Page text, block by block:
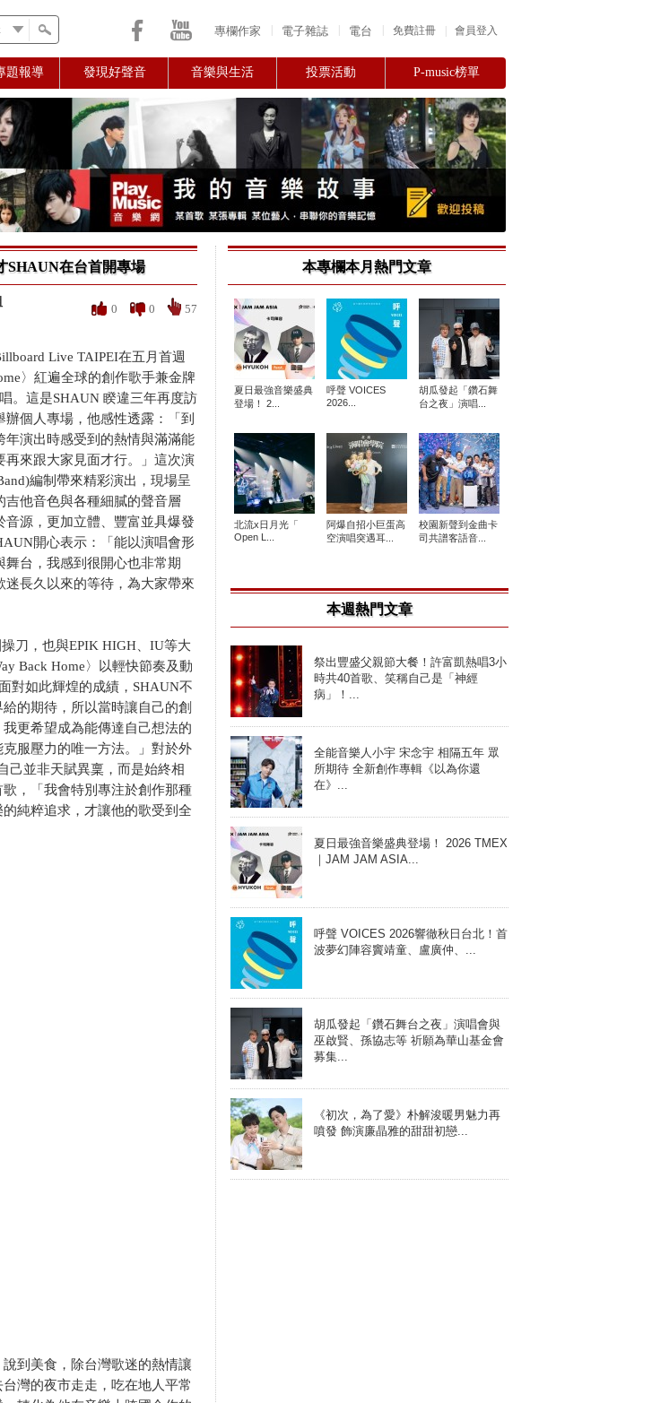
會員登入
免費註冊
專欄作家 電子雜誌 電台
題報導 發現好聲音 音樂與生活 投票活動 P-music榜單
SHAUN在台首開專場
0 0 57
Live TAIPEI在五月首週
〉紅遍全球的創作歌手兼金牌
。這是SHAUN 睽違三年再度訪
辦個人專場，他感性透露：「到
年演出時感受到的熱情與滿滿能
再來跟大家見面才行。」這次演
編制帶來精彩演出，現場呈
吉他音色與各種細膩的聲音層
音源，更加立體、豐富並具爆發
開心表示：「能以演唱會形
舞台，我感到很開心也非常期
迷長久以來的等待，為大家帶來
刀，也與EPIK HIGH、IU等大
Back Home〉以輕快節奏及動
對如此輝煌的成績，SHAUN不
的期待，所以當時讓自己的創
更希望成為能傳達自己想法的
服壓力的唯一方法。」對於外
己並非天賦異稟，而是始終相
，「我會特別專注於創作那種
純粹追求，才讓他的歌受到全
到美食，除台灣歌迷的熱情讓
灣的夜市走走，吃在地人平常
本專欄本月熱門文章
夏日最強音樂盛典
登場！ 2...
呼聲 VOICES
2026...
胡瓜發起「鑽石舞
台之夜」演唱...
北流x日月光「
Open L...
阿爆自招小巨蛋高
空演唱突遇耳...
校園新聲到金曲卡
司共譜客語音...
本週熱門文章
祭出豐盛父親節大餐！許富凱熱唱3小
時共40首歌、笑稱自己是「神經
病」！...
全能音樂人小宇 宋念宇 相隔五年 眾
所期待 全新創作專輯《以為你還
在》...
夏日最強音樂盛典登場！ 2026 TMEX
｜JAM JAM ASIA...
呼聲 VOICES 2026響徹秋日台北！首
波夢幻陣容竇靖童、盧廣仲、...
胡瓜發起「鑽石舞台之夜」演唱會與
巫啟賢、孫協志等 祈願為華山基金會
募集...
《初次，為了愛》朴解浚暖男魅力再
噴發 飾演廉晶雅的甜甜初戀...